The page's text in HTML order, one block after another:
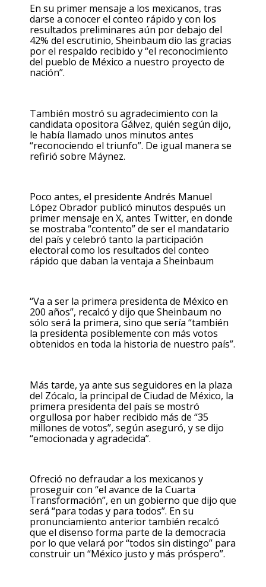
En su primer mensaje a los mexicanos, tras
darse a conocer el conteo rápido y con los
resultados preliminares aún por debajo del
42% del escrutinio, Sheinbaum dio las gracias
por el respaldo recibido y “el reconocimiento
del pueblo de México a nuestro proyecto de
nación”.
También mostró su agradecimiento con la
candidata opositora Gálvez, quién según dijo,
le había llamado unos minutos antes
“reconociendo el triunfo”. De igual manera se
refirió sobre Máynez.
Poco antes, el presidente Andrés Manuel
López Obrador publicó minutos después un
primer mensaje en X, antes Twitter, en donde
se mostraba “contento” de ser el mandatario
del país y celebró tanto la participación
electoral como los resultados del conteo
rápido que daban la ventaja a Sheinbaum
“Va a ser la primera presidenta de México en
200 años”, recalcó y dijo que Sheinbaum no
sólo será la primera, sino que sería “también
la presidenta posiblemente con más votos
obtenidos en toda la historia de nuestro país”.
Más tarde, ya ante sus seguidores en la plaza
del Zócalo, la principal de Ciudad de México, la
primera presidenta del país se mostró
orgullosa por haber recibido más de “35
millones de votos”, según aseguró, y se dijo
“emocionada y agradecida”.
Ofreció no defraudar a los mexicanos y
proseguir con “el avance de la Cuarta
Transformación”, en un gobierno que dijo que
será “para todas y para todos”. En su
pronunciamiento anterior también recalcó
que el disenso forma parte de la democracia
por lo que velará por “todos sin distingo” para
construir un “México justo y más próspero”.